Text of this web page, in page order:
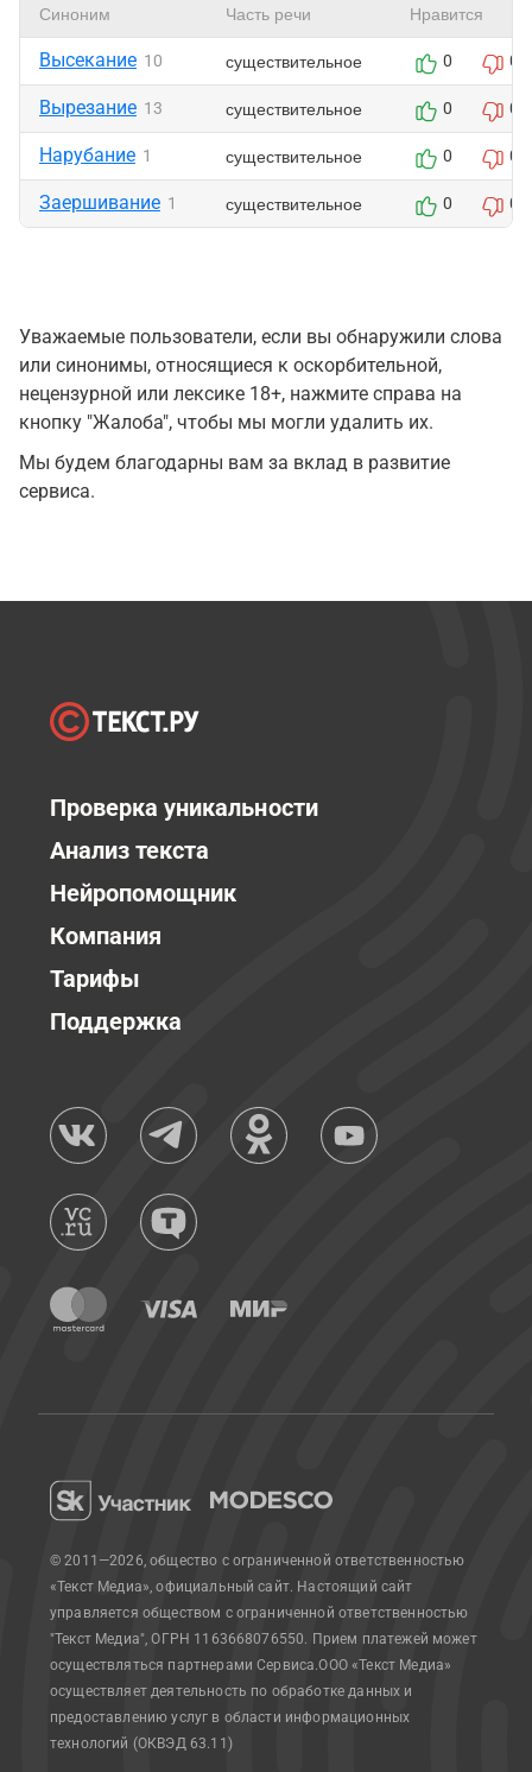
Синоним Часть речи Нравится
Высекание 10 существительное 0 0
Вырезание 13 существительное 0 0
Нарубание 1 существительное 0 0
Заершивание 1 существительное 0 0
Уважаемые пользователи, если вы обнаружили слова
или синонимы, относящиеся к оскорбительной,
нецензурной или лексике 18+, нажмите справа на
кнопку "Жалоба", чтобы мы могли удалить их.
Мы будем благодарны вам за вклад в развитие
сервиса.
Проверка уникальности
Анализ текста
Нейропомощник
Компания
Тарифы
Поддержка
© 2011—2026, общество с ограниченной ответственностью
«Текст Медиа», официальный сайт. Настоящий сайт
управляется обществом с ограниченной ответственностью
"Текст Медиа", ОГРН 1163668076550. Прием платежей может
осуществляться партнерами Сервиса.ООО «Текст Медиа»
осуществляет деятельность по обработке данных и
предоставлению услуг в области информационных
технологий (ОКВЭД 63.11)